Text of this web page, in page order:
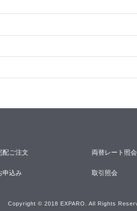
配ご注文 両替レート照会
申込み 取引照会
Copyright © 2018 EXPARO. All Rights